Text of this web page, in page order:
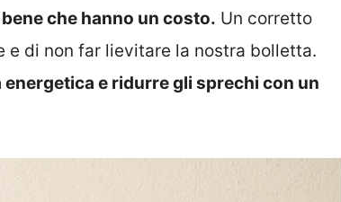
che hanno un costo. Un corretto
di non far lievitare la nostra bolletta.
energetica e ridurre gli sprechi con un